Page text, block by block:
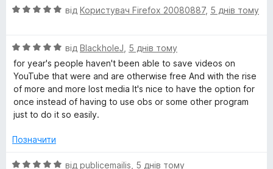
p
r
e
s
s
а
5
О
н
к
а
5
з
5
від Користувач Firefox 20080887, 5 днів тому
О
ц
н
к
а
з
від BlackholeJ 5 днів тому
for year's people haven't been able to save videos on
YouTube that were and are otherwise free And with the rise
of more and more lost media It's nice to have the option for
once instead of having to use obs or some other program
just to do it so easily.
Позначити
О від publicemailis 5 днів тому